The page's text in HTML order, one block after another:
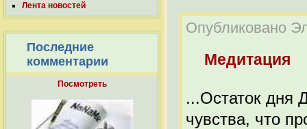
Лента новостей
Последние
комментарии
Посмотреть
Опубликовано
Медитация
...Остаток дня
чувства, что